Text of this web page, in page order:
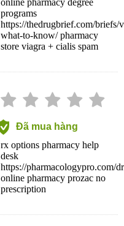
online pharmacy degree
programs
https://thedrugbrief.com/briefs/
what-to-know/ pharmacy
store viagra + cialis spam
Đã mua hàng
rx options pharmacy help
desk
https://pharmacologypro.com/
online pharmacy prozac no
prescription